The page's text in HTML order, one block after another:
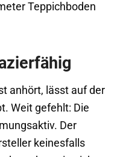
Teppichboden
anhört, lässt auf der
Weit gefehlt: Die
Der
keinesfalls